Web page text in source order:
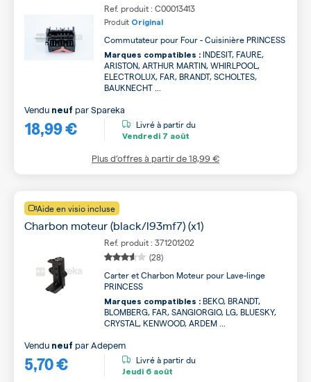
Ref. produit : C00013413
Produit Original
Commutateur pour Four - Cuisinière PRINCESS
Marques compatibles : INDESIT, FAURE,
ARISTON, ARTHUR MARTIN, WHIRLPOOL,
ELECTROLUX, FAR, BRANDT, SCHOLTES,
BAUKNECHT ...
18,99 €
Vendu neuf parSpareka
Livré à partir du
Vendredi 7 août
Plus d’offres à partir de18,99 €
Aide en visio incluse
Charbon moteur (black/l93mf7) (x1)
Ref. produit : 371201202
(28)
Carter et Charbon Moteur pour Lave-linge
PRINCESS
Marques compatibles : BEKO, BRANDT,
BLOMBERG, FAR, SANGIORGIO, LG, BLUESKY,
CRYSTAL, KENWOOD, ARDEM ...
5,70 €
Vendu neuf parAdepem
Livré à partir du
Jeudi 6 août